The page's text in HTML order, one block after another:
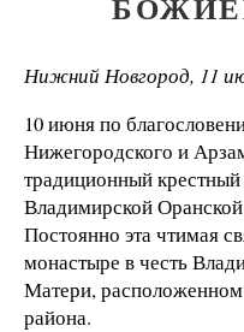
Нижний Новгород, 11
10 июня по
Нижегородского и
традиционный
Владимирской
Постоянно эта чтимая
монастыре в честь
Матери,
района.